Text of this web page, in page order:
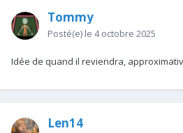
Tommy
Posté(e) le 4 octobre 2025
Idée de quand il reviendra,
Len14